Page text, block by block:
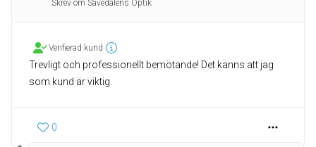
Skrev om Sävedalens Optik
Verifierad kund
Trevligt och professionellt bemötande! Det känns att jag
som kund är viktig.
0